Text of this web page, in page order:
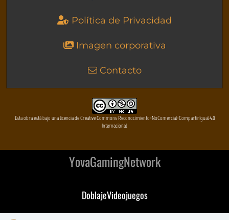
Política de Privacidad
Imagen corporativa
Contacto
Esta obra está bajo una licencia de Creative Commons Reconocimiento-NoComercial-CompartirIgual 4.0
Internacional
YovaGamingNetwork
DoblajeVideojuegos